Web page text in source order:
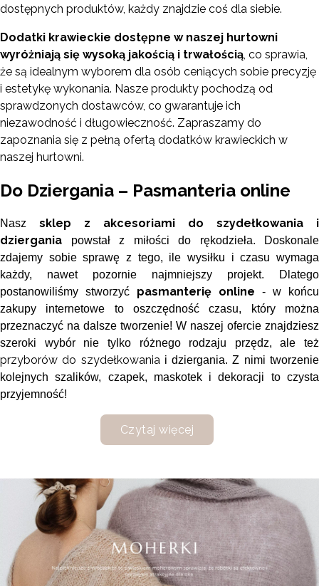
dostępnych produktów, każdy znajdzie coś dla siebie.
Dodatki krawieckie dostępne w naszej hurtowni
wyróżniają się wysoką jakością i trwałością, co sprawia,
że są idealnym wyborem dla osób ceniących sobie precyzję
i estetykę wykonania. Nasze produkty pochodzą od
sprawdzonych dostawców, co gwarantuje ich
niezawodność i długowieczność. Zapraszamy do
zapoznania się z pełną ofertą dodatków krawieckich w
naszej hurtowni.
Do Dziergania – Pasmanteria online
Nasz sklep z akcesoriami do szydełkowania i
dziergania powstał z miłości do rękodzieła. Doskonale
zdajemy sobie sprawę z tego, ile wysiłku i czasu wymaga
każdy, nawet pozornie najmniejszy projekt. Dlatego
postanowiliśmy stworzyć pasmanterię online - w końcu
zakupy internetowe to oszczędność czasu, który można
przeznaczyć na dalsze tworzenie! W naszej ofercie znajdziesz
szeroki wybór nie tylko różnego rodzaju przędz, ale też
przyborów do szydełkowania i dziergania. Z nimi tworzenie
kolejnych szalików, czapek, maskotek i dekoracji to czysta
przyjemność!
Czytaj więcej